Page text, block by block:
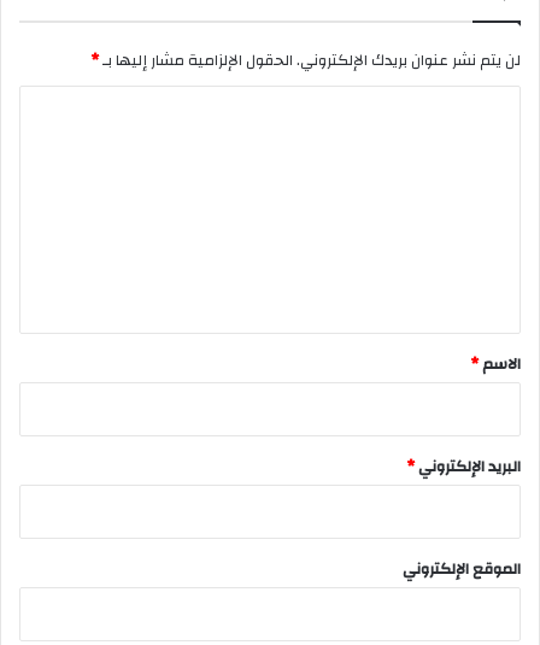
لن يتم نشر عنوان بريدك الإلكتروني.الحقول الإلزامية مشار إليها بـ*
*
الاسم*
البريد الإلكتروني*
الموقع الإلكتروني